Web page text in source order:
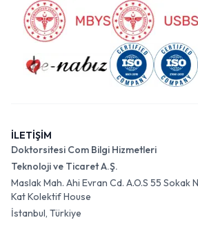
İLETİŞİM
Doktorsitesi Com Bilgi Hizmetleri
Teknoloji ve Ticaret A.Ş.
Maslak Mah. Ahi Evran Cd. A.O.S 55 Sokak
Kat Kolektif House
İstanbul, Türkiye